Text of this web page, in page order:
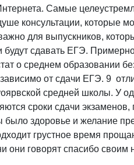
Самые
консультации, которые
для выпускников,
будут сдавать ЕГЭ.
о среднем образовании
от сдачи ЕГЭ. 9
средней школы. У
сроки сдачи
было здоровье и желание
грустное время
они говорят спасибо своим